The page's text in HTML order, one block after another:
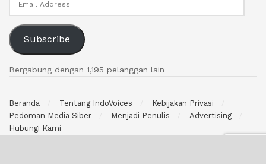
Subscribe
Bergabung dengan 1,195 pelanggan lain
Beranda Tentang IndoVoices
Kebijakan Privasi
Pedoman Media Siber
Menjadi Penulis
Advertising
Hubungi Kami